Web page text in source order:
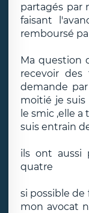
partagés par
faisant
remboursé
Ma question
recevoir
demande
moitié je
le smic ,elle
suis entrain
ils ont aussi
quatre
si possible de
mon avocat